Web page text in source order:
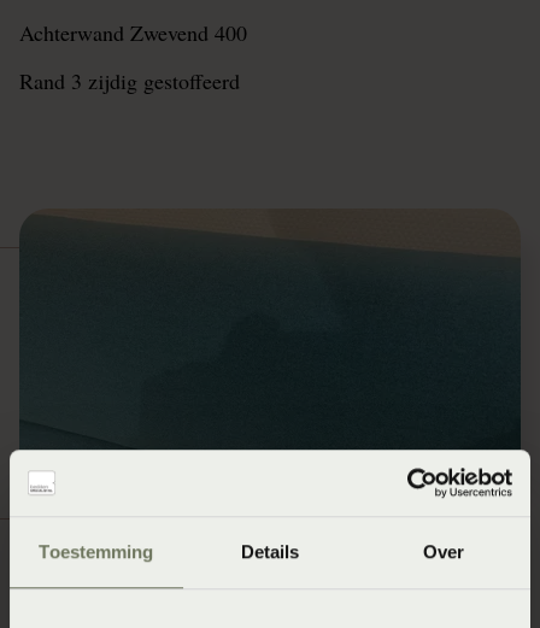
Toestemming Details Over
Achterwand Zwevend 400
Rand 3 zijdig gestoffeerd
Avek Prata Q4 matras hardheid stevig & hardheid
standaard